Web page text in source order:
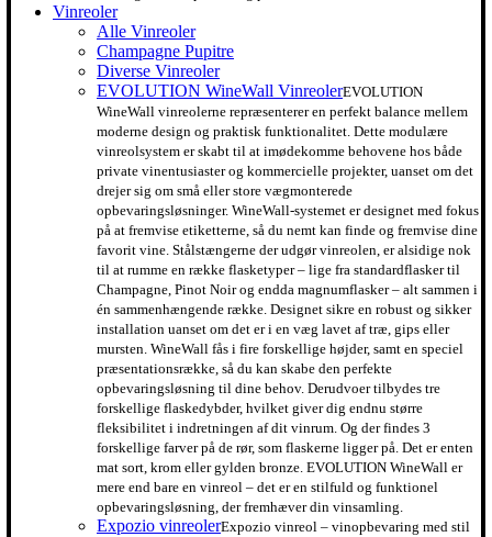
Vinreoler
Alle Vinreoler
Champagne Pupitre
Diverse Vinreoler
EVOLUTION WineWall VinreolerEVOLUTION
WineWall vinreolerne repræsenterer en perfekt balance mellem
moderne design og praktisk funktionalitet. Dette modulære
vinreolsystem er skabt til at imødekomme behovene hos både
private vinentusiaster og kommercielle projekter, uanset om det
drejer sig om små eller store vægmonterede
opbevaringsløsninger. WineWall-systemet er designet med fokus
på at fremvise etiketterne, så du nemt kan finde og fremvise dine
favorit vine. Stålstængerne der udgør vinreolen, er alsidige nok
til at rumme en række flasketyper – lige fra standardflasker til
Champagne, Pinot Noir og endda magnumflasker – alt sammen i
én sammenhængende række. Designet sikre en robust og sikker
installation uanset om det er i en væg lavet af træ, gips eller
mursten. WineWall fås i fire forskellige højder, samt en speciel
præsentationsrække, så du kan skabe den perfekte
opbevaringsløsning til dine behov. Derudvoer tilbydes tre
forskellige flaskedybder, hvilket giver dig endnu større
fleksibilitet i indretningen af dit vinrum. Og der findes 3
forskellige farver på de rør, som flaskerne ligger på. Det er enten
mat sort, krom eller gylden bronze. EVOLUTION WineWall er
mere end bare en vinreol – det er en stilfuld og funktionel
opbevaringsløsning, der fremhæver din vinsamling.
Expozio vinreolerExpozio vinreol – vinopbevaring med stil